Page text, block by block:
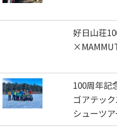
好日山荘
100周年記
ゴアテッ
シューツア